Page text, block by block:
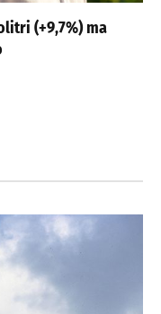
(+9,7%) ma